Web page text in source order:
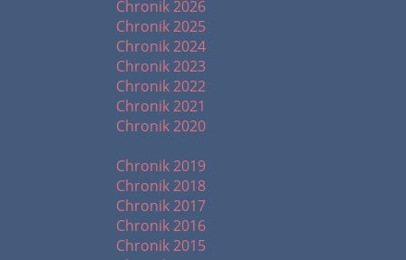
Chronik 2026
Chronik 2025
Chronik 2024
Chronik 2023
Chronik 2022
Chronik 2021
Chronik 2020
Chronik 2019
Chronik 2018
Chronik 2017
Chronik 2016
Chronik 2015